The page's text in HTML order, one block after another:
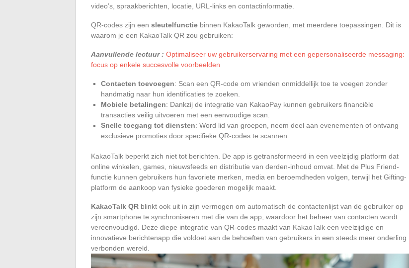
video’s, spraakberichten, locatie, URL-links en contactinformatie.
QR-codes zijn een sleutelfunctie binnen KakaoTalk geworden, met meerdere toepassingen. Dit is
waarom je een KakaoTalk QR zou gebruiken:
Aanvullende lectuur : Optimaliseer uw gebruikerservaring met een gepersonaliseerde messaging:
focus op enkele succesvolle voorbeelden
Contacten toevoegen: Scan een QR-code om vrienden onmiddellijk toe te voegen zonder
handmatig naar hun identificaties te zoeken.
Mobiele betalingen: Dankzij de integratie van KakaoPay kunnen gebruikers financiële
transacties veilig uitvoeren met een eenvoudige scan.
Snelle toegang tot diensten: Word lid van groepen, neem deel aan evenementen of ontvang
exclusieve promoties door specifieke QR-codes te scannen.
KakaoTalk beperkt zich niet tot berichten. De app is getransformeerd in een veelzijdig platform dat
online winkelen, games, nieuwsfeeds en distributie van derden-inhoud omvat. Met de Plus Friend-
functie kunnen gebruikers hun favoriete merken, media en beroemdheden volgen, terwijl het Gifting-
platform de aankoop van fysieke goederen mogelijk maakt.
KakaoTalk QR blinkt ook uit in zijn vermogen om automatisch de contactenlijst van de gebruiker op
zijn smartphone te synchroniseren met die van de app, waardoor het beheer van contacten wordt
vereenvoudigd. Deze diepe integratie van QR-codes maakt van KakaoTalk een veelzijdige en
innovatieve berichtenapp die voldoet aan de behoeften van gebruikers in een steeds meer onderling
verbonden wereld.